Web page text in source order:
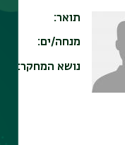
תואר
מנחה/ים
נושא המחקר